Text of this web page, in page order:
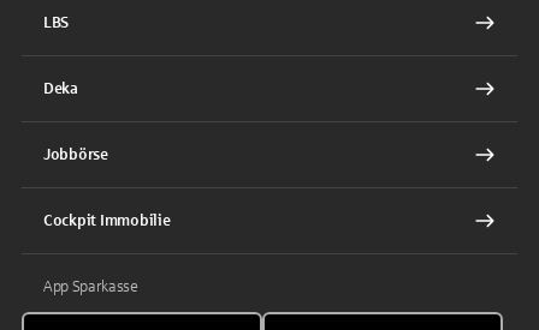
LBS
Deka
Jobbörse
Cockpit Immobilie
App Sparkasse